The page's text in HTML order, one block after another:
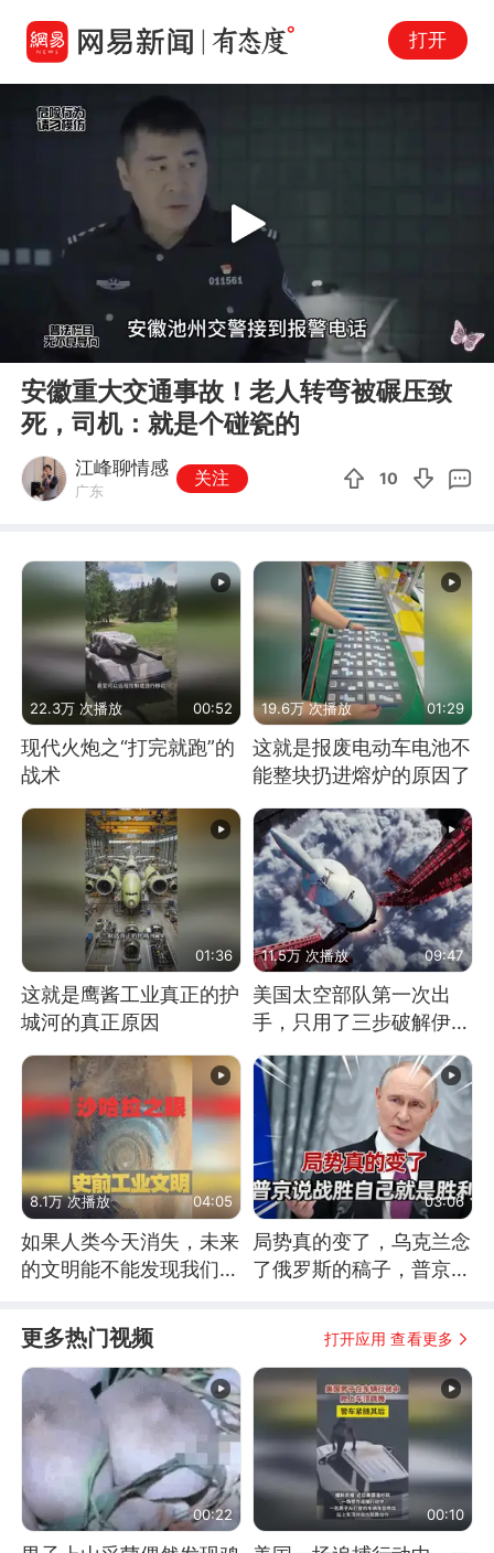
打开
00:00 07:01
Play
安徽重大交通事故！老人转弯被碾压致
死，司机：就是个碰瓷的
江峰聊情感
广东
关注 10
22.3万 次播放 00:52
现代火炮之“打完就跑”的
战术
19.6万 次播放 01:29
这就是报废电动车电池不
能整块扔进熔炉的原因了
01:36
这就是鹰酱工业真正的护
城河的真正原因
11.5万 次播放 09:47
美国太空部队第一次出
手，只用了三步破解伊朗
8.1万 次播放 04:05
如果人类今天消失，未来
的文明能不能发现我们存
03:06
局势真的变了，乌克兰念
了俄罗斯的稿子，普京说
更多热门视频 打开应用 查看更多
00:22 00:10